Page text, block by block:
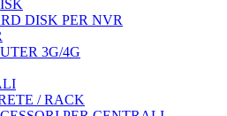
DISK PER NVR
3G/4G
/ RACK